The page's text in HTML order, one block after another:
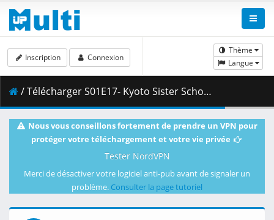
Thème
Langue
Inscription Connexion
/ Télécharger S01E17- Kyoto Sister School Goodwill Event - Team Battle_ Part 3.mkv.002 ( 280.55 MB )
Nous vous conseillons fortement de prendre un VPN pour
protéger votre téléchargement et votre vie privée
Tester NordVPN
Merci de désactiver votre logiciel anti-pub avant de signaler un
problème. Consulter la page tutoriel